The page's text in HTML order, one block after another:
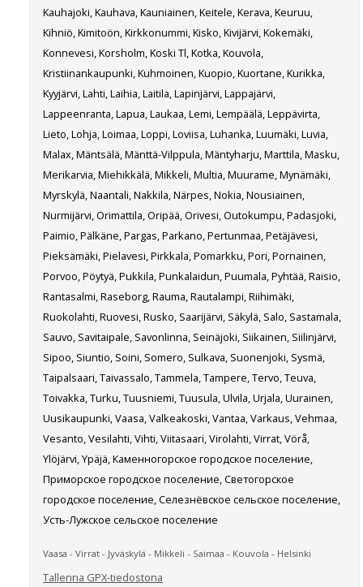
Kauhajoki, Kauhava, Kauniainen, Keitele, Kerava, Keuruu,
Kihniö, Kimitoön, Kirkkonummi, Kisko, Kivijärvi, Kokemäki,
Konnevesi, Korsholm, Koski Tl, Kotka, Kouvola,
Kristiinankaupunki, Kuhmoinen, Kuopio, Kuortane, Kurikka,
Kyyjärvi, Lahti, Laihia, Laitila, Lapinjärvi, Lappajärvi,
Lappeenranta, Lapua, Laukaa, Lemi, Lempäälä, Leppävirta,
Lieto, Lohja, Loimaa, Loppi, Loviisa, Luhanka, Luumäki, Luvia,
Malax, Mäntsälä, Mänttä-Vilppula, Mäntyharju, Marttila, Masku,
Merikarvia, Miehikkälä, Mikkeli, Multia, Muurame, Mynämäki,
Myrskylä, Naantali, Nakkila, Närpes, Nokia, Nousiainen,
Nurmijärvi, Orimattila, Oripää, Orivesi, Outokumpu, Padasjoki,
Paimio, Pälkäne, Pargas, Parkano, Pertunmaa, Petäjävesi,
Pieksämäki, Pielavesi, Pirkkala, Pomarkku, Pori, Pornainen,
Porvoo, Pöytyä, Pukkila, Punkalaidun, Puumala, Pyhtää, Raisio,
Rantasalmi, Raseborg, Rauma, Rautalampi, Riihimäki,
Ruokolahti, Ruovesi, Rusko, Saarijärvi, Säkylä, Salo, Sastamala,
Sauvo, Savitaipale, Savonlinna, Seinäjoki, Siikainen, Siilinjärvi,
Sipoo, Siuntio, Soini, Somero, Sulkava, Suonenjoki, Sysmä,
Taipalsaari, Taivassalo, Tammela, Tampere, Tervo, Teuva,
Toivakka, Turku, Tuusniemi, Tuusula, Ulvila, Urjala, Uurainen,
Uusikaupunki, Vaasa, Valkeakoski, Vantaa, Varkaus, Vehmaa,
Vesanto, Vesilahti, Vihti, Viitasaari, Virolahti, Virrat, Vörå,
Ylöjärvi, Ypäjä, Каменногорское городское поселение,
Приморское городское поселение, Светогорское
городское поселение, Селезнёвское сельское поселение,
Усть-Лужское сельское поселение
Vaasa - Virrat - Jyväskylä - Mikkeli - Saimaa - Kouvola - Helsinki
Tallenna GPX-tiedostona